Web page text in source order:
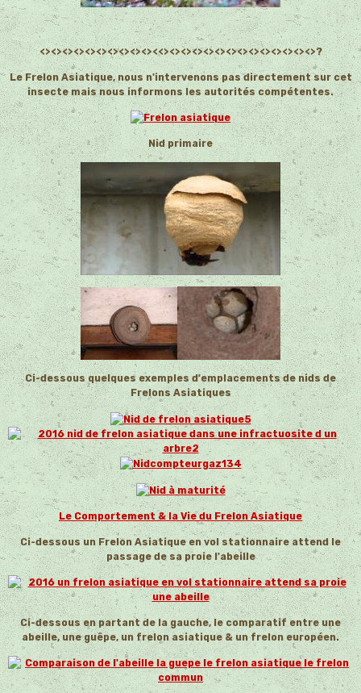
<><><><><><><><><><><<><><><><><><><><><><><><><>?
Le Frelon Asiatique, nous n'intervenons pas directement sur cet
insecte mais nous informons les autorités compétentes.
Nid primaire
Ci-dessous quelques exemples d'emplacements de nids de
Frelons Asiatiques
Le Comportement & la Vie du Frelon Asiatique
Ci-dessous un Frelon Asiatique en vol stationnaire attend le
passage de sa proie l'abeille
Ci-dessous en partant de la gauche, le comparatif entre une
abeille, une guêpe, un frelon asiatique & un frelon européen.